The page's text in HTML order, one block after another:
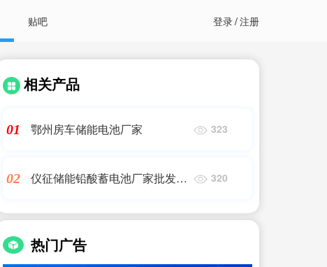
贴吧 登录/注册
相关产品
01 鄂州房车储能电池厂家 323
02
仪征储能铅酸蓄电池厂家批发价
320
热门广告